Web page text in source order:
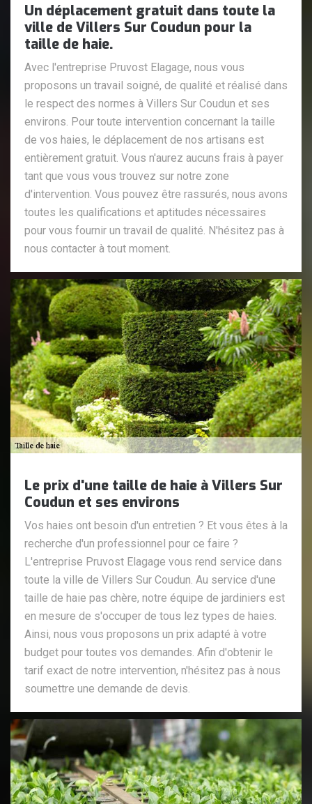
Un déplacement gratuit dans toute la
ville de Villers Sur Coudun pour la
taille de haie.
Avec l'entreprise Pruvost Elagage, nous vous
proposons un travail soigné, de qualité et réalisé dans
le respect des normes à Villers Sur Coudun et ses
environs. Pour toute intervention concernant la taille
de vos haies, le déplacement de nos artisans est
entièrement gratuit. Vous n'aurez aucuns frais à payer
tant que vous vous trouvez sur notre zone
d'intervention. Vous pouvez être rassurés, nous avons
toutes les qualifications et aptitudes nécessaires
pour vous fournir un travail de qualité. N'hésitez pas à
nous contacter à tout moment.
Le prix d'une taille de haie à Villers Sur
Coudun et ses environs
Vos haies ont besoin d'un entretien ? Et vous êtes à la
recherche d'un professionnel pour ce faire ?
L'entreprise Pruvost Elagage vous rend service dans
toute la ville de Villers Sur Coudun. Au service d'une
taille de haie pas chère, notre équipe de jardiniers est
en mesure de s'occuper de tous lez types de haies.
Ainsi, nous vous proposons un prix adapté à votre
budget pour toutes vos demandes. Afin d'obtenir le
tarif exact de notre intervention, n'hésitez pas à nous
soumettre une demande de devis.